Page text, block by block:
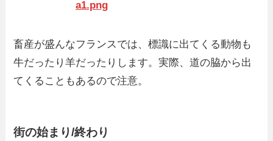
畜産が盛んなフランスでは、標識に出てくる動物も
牛だったり羊だったりします。実際、道の脇から出
てくることもあるので注意。
街の始まり/終わり